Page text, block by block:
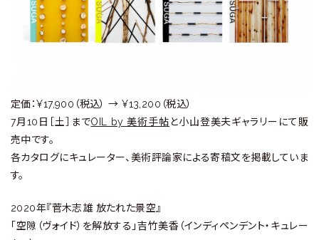
定価：¥17,900（税込） → ¥13,200（税込）
7月10日［土］までOIL by 美術手帖と小山登美夫ギャラリーにて販
売中です。
各カタログにキュレーター、美術評論家による寄稿文を掲載していま
す。
2020年『菅木志雄 放たれた景空』
「空隙（ヴォイド）を解放する」吉竹美香（インディペンデント・キュレー